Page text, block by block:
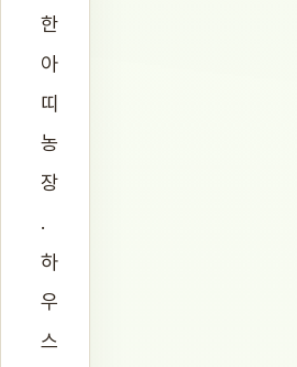
한
아
띠
농
장
.
하
우
스